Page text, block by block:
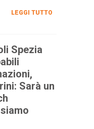
LEGGI TUTTO
Spezia
Sarà un